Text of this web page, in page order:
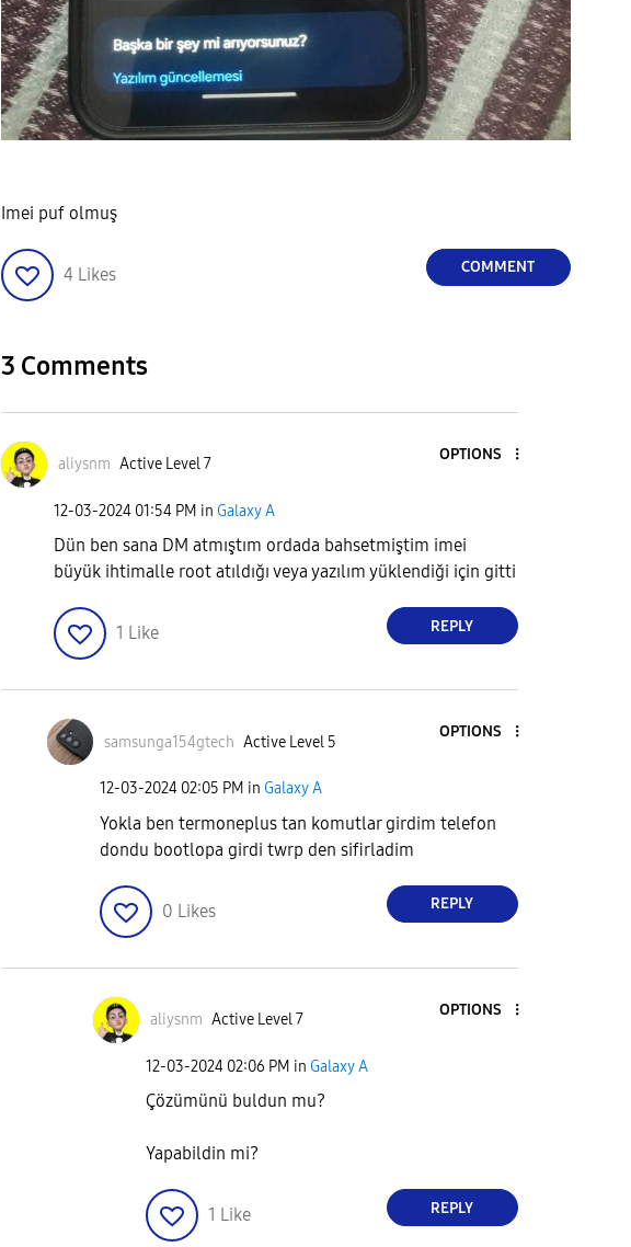
Imei puf olmuş
4 Likes COMMENT
3 Comments
aliysnm Active Level 7
OPTIONS
‎12-03-2024 01:54 PM in Galaxy A
Dün ben sana DM atmıştım ordada bahsetmiştim imei
büyük ihtimalle root atıldığı veya yazılım yüklendiği için gitti
1 Like REPLY
samsunga154gtech Active Level 5
OPTIONS
‎12-03-2024 02:05 PM in Galaxy A
Yokla ben termoneplus tan komutlar girdim telefon
dondu bootlopa girdi twrp den sifirladim
0 Likes REPLY
aliysnm Active Level 7
OPTIONS
‎12-03-2024 02:06 PM in Galaxy A
Çözümünü buldun mu?
Yapabildin mi?
1 Like REPLY